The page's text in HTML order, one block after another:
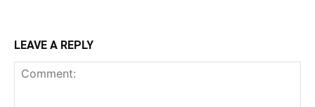
LEAVE A REPLY